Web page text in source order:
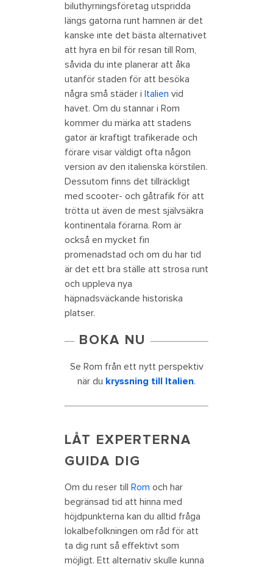
biluthyrningsföretag utspridda
längs gatorna runt hamnen är det
kanske inte det bästa alternativet
att hyra en bil för resan till Rom,
såvida du inte planerar att åka
utanför staden för att besöka
några små städer i Italien vid
havet. Om du stannar i Rom
kommer du märka att stadens
gator är kraftigt trafikerade och
förare visar väldigt ofta någon
version av den italienska körstilen.
Dessutom finns det tillräckligt
med scooter- och gåtrafik för att
trötta ut även de mest självsäkra
kontinentala förarna. Rom är
också en mycket fin
promenadstad och om du har tid
är det ett bra ställe att strosa runt
och uppleva nya
häpnadsväckande historiska
platser.
BOKA NU
Se Rom från ett nytt perspektiv
när du kryssning till Italien.
LÅT EXPERTERNA
GUIDA DIG
Om du reser till Rom och har
begränsad tid att hinna med
höjdpunkterna kan du alltid fråga
lokalbefolkningen om råd för att
ta dig runt så effektivt som
möjligt. Ett alternativ skulle kunna